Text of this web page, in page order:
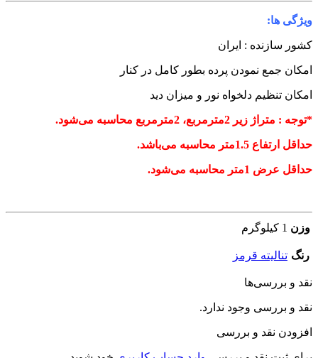
ها:
سازنده : ایران
جمع نمودن پرده بطور کامل در کنار
تنظیم دلخواه نور و میزان دید
: متراژ زیر 2مترمربع، 2مترمربع محاسبه می‌شود.
ارتفاع 1.5متر محاسبه می‌باشد.
عرض 1متر محاسبه می‌شود.
وزن 1 کیلوگرم
رنگ تنالیته قرمز
و بررسی‌ها
و بررسی وجود ندارد.
نقد و بررسی